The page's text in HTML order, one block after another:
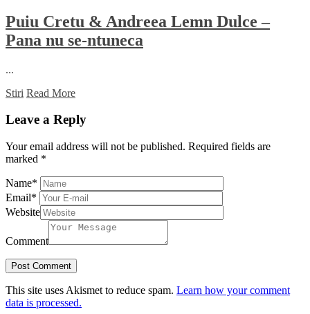
Puiu Cretu & Andreea Lemn Dulce –
Pana nu se-ntuneca
...
Stiri Read More
Leave a Reply
Your email address will not be published. Required fields are
marked *
Name*
Email*
Website
Comment
This site uses Akismet to reduce spam. Learn how your comment
data is processed.